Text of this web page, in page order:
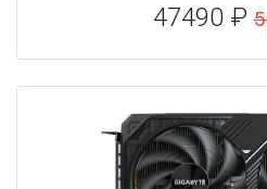
47490 ₽